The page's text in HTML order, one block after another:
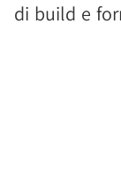
di build e